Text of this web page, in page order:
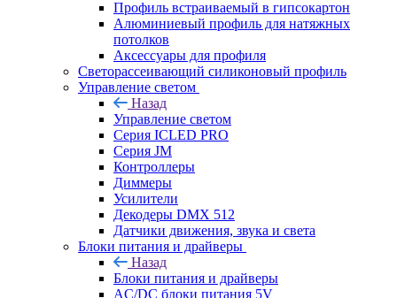
Профиль встраиваемый в гипсокартон
Алюминиевый профиль для натяжных
потолков
Аксессуары для профиля
Светорассеивающий силиконовый профиль
Управление светом
Назад
Управление светом
Серия ICLED PRO
Серия JM
Контроллеры
Диммеры
Усилители
Декодеры DMX 512
Датчики движения, звука и света
Блоки питания и драйверы
Назад
Блоки питания и драйверы
AC/DC блоки питания 5V